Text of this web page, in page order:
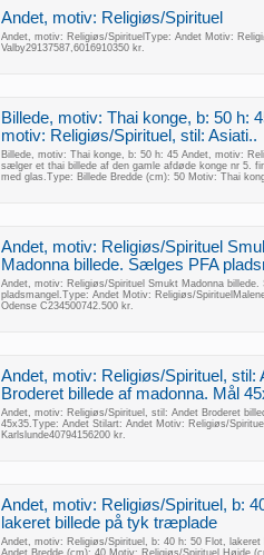
Andet, motiv: Religiøs/Spirituel
Andet, motiv: Religiøs/SpirituelType: Andet Motiv:
Valby29137587,6016910350 kr.
Billede, motiv: Thai konge, b: 50 h:
motiv: Religiøs/Spirituel, stil: Asiati..
Billede, motiv: Thai konge, b: 50 h: 45 Andet, motiv:
sælger et thai billede af den gamle afdøde konge nr 5.
med glas.Type: Billede Bredde (cm): 50 Motiv: Thai
Andet, motiv: Religiøs/Spirituel
Madonna billede. Sælges PFA
Andet, motiv: Religiøs/Spirituel Smukt Madonna
pladsmangel.Type: Andet Motiv: Religiøs/
Odense C234500742.500 kr.
Andet, motiv: Religiøs/Spirituel, stil:
Broderet billede af madonna. Mål
Andet, motiv: Religiøs/Spirituel, stil: Andet Broderet
45x35.Type: Andet Stilart: Andet Motiv: Religiøs/
Karlslunde40794156200 kr.
Andet, motiv: Religiøs/Spirituel, b:
lakeret billede på tyk træplade
Andet, motiv: Religiøs/Spirituel, b: 40 h: 50 Flot,